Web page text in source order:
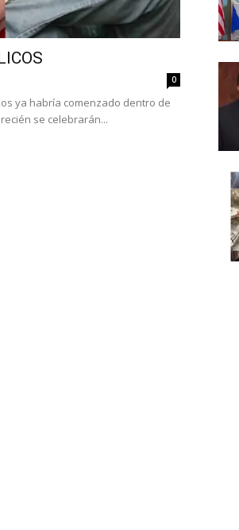
0
ya habría comenzado dentro de
se celebrarán...